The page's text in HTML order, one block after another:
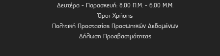
Δευτέρα - Παρασκευή: 8.00 Π.Μ. - 6.00 Μ.Μ.
Όροι Χρήσης
Πολιτική Προστασίας Προσωπικών Δεδομένων
Δήλωση Προσβασιμότητας